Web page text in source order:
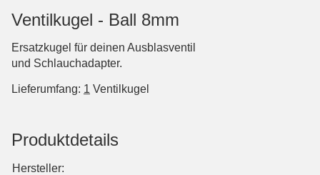
Ventilkugel - Ball 8mm
Ersatzkugel für deinen Ausblasventil
und Schlauchadapter.
Lieferumfang: 1 Ventilkugel
Produktdetails
Hersteller: